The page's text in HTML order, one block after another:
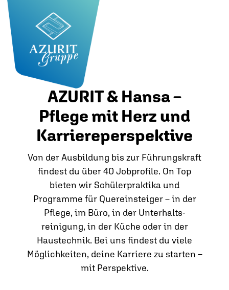
AZURIT & Hansa –
Pflege mit Herz und
Karriereperspektive
Von der Ausbildung bis zur Führungskraft
findest du über 40 Jobprofile. On Top
bieten wir Schülerpraktika und
Programme für Quereinsteiger – in der
Pflege, im Büro, in der Unterhalts­
reinigung, in der Küche oder in der
Haustechnik. Bei uns findest du viele
Möglichkeiten, deine Karriere zu starten –
mit Perspektive.